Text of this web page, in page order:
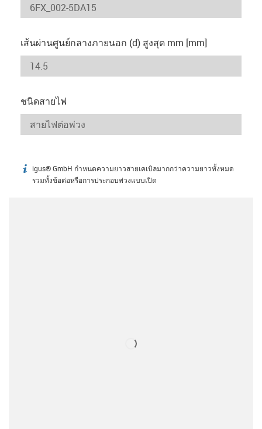
เส้นผ่านศูนย์กลางภายนอก (d) สูงสุด mm [mm]
ชนิดสายไฟ
igus-icon-info
igus® GmbH กำหนดความยาวสายเคเบิลมากกว่าความยาวทั้งหมด
รวมทั้งข้อต่อหรือการประกอบพ่วงแบบเปิด